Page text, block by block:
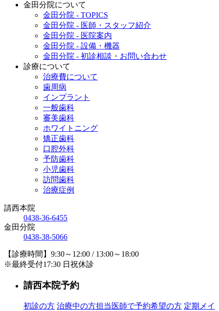
金田分院について
金田分院 - TOPICS
金田分院 - 医師・スタッフ紹介
金田分院 - 医院案内
金田分院 - 設備・機器
金田分院 - 初診相談・お問い合わせ
診療について
治療費について
歯周病
インプラント
一般歯科
審美歯科
ホワイトニング
矯正歯科
口腔外科
予防歯科
小児歯科
訪問歯科
治療症例
請西本院
0438-36-6455
金田分院
0438-38-5066
【診療時間】9:30～12:00 / 13:00～18:00
※最終受付17:30 日祝休診
請西本院予約
初診の方 治療中の方担当医師で予約希望の方 定期メイ